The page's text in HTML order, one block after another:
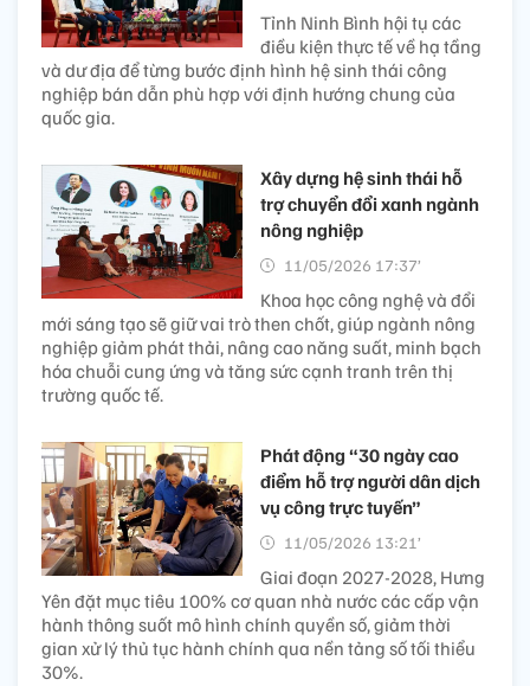
Tỉnh Ninh Bình hội tụ các
điều kiện thực tế về hạ tầng
và dư địa để từng bước định hình hệ sinh thái công
nghiệp bán dẫn phù hợp với định hướng chung của
quốc gia.
Xây dựng hệ sinh thái hỗ
trợ chuyển đổi xanh ngành
nông nghiệp
11/05/2026 17:37’
Khoa học công nghệ và đổi
mới sáng tạo sẽ giữ vai trò then chốt, giúp ngành nông
nghiệp giảm phát thải, nâng cao năng suất, minh bạch
hóa chuỗi cung ứng và tăng sức cạnh tranh trên thị
trường quốc tế.
Phát động “30 ngày cao
điểm hỗ trợ người dân dịch
vụ công trực tuyến”
11/05/2026 13:21’
Giai đoạn 2027-2028, Hưng
Yên đặt mục tiêu 100% cơ quan nhà nước các cấp vận
hành thông suốt mô hình chính quyền số, giảm thời
gian xử lý thủ tục hành chính qua nền tảng số tối thiểu
30%.